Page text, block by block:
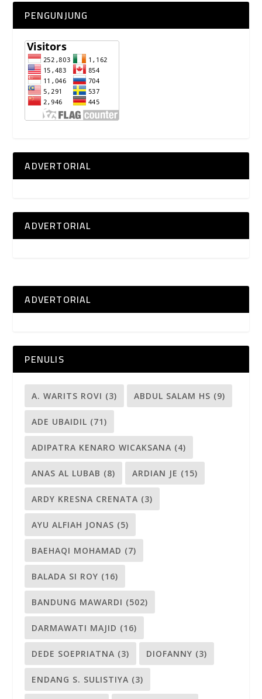
PENGUNJUNG
ADVERTORIAL
ADVERTORIAL
ADVERTORIAL
PENULIS
A. WARITS ROVI (3) ABDUL SALAM HS (9)
ADE UBAIDIL (71)
ADIPATRA KENARO WICAKSANA (4)
ANAS AL LUBAB (8) ARDIAN JE (15)
ARDY KRESNA CRENATA (3)
AYU ALFIAH JONAS (5)
BAEHAQI MOHAMAD (7)
BALADA SI ROY (16)
BANDUNG MAWARDI (502)
DARMAWATI MAJID (16)
DEDE SOEPRIATNA (3) DIOFANNY (3)
ENDANG S. SULISTIYA (3)